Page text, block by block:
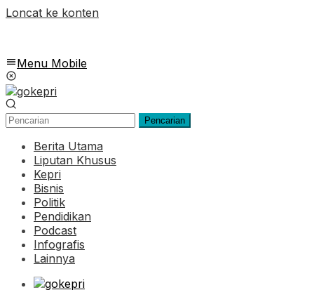
Loncat ke konten
Menu Mobile
Pencarian
Berita Utama
Liputan Khusus
Kepri
Bisnis
Politik
Pendidikan
Podcast
Infografis
Lainnya